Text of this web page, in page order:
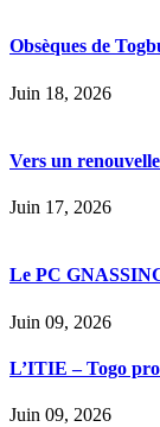
Obsèques de
Juin 18, 2026
Vers un
Juin 17, 2026
Le PC
Juin 09, 2026
L’ITIE – Togo
Juin 09, 2026